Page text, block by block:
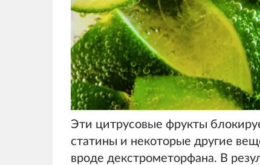
Эти цитрусовые фрукты
статины и некоторые другие
вроде декстрометорфана. В